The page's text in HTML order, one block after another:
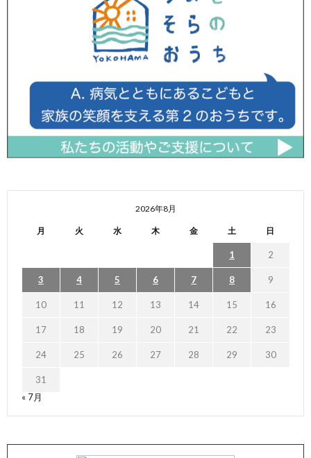
2026年8月
月 火 水 木 金 土 日
1 2
3 4 5 6 7 8 9
10 11 12 13 14 15 16
17 18 19 20 21 22 23
24 25 26 27 28 29 30
31
« 7月